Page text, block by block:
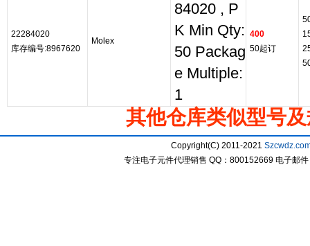
22284020
库存编号:8967620
Molex
84020 , P
K Min Qty:
50 Packag
e Multiple:
1
400
50起订
其他仓库类似型号
Copyright(C) 2011-2021
专注电子元件代理销售 QQ：800152669 电子邮